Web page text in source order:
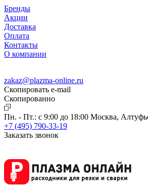
Бренды
Акции
Доставка
Оплата
Контакты
О компании
zakaz@plazma-online.ru
Скопировать e-mail
Cкопированно
Пн. - Пт.: с 9:00 до 18:00 Москва,
+7 (495) 790-33-19
Заказать звонок